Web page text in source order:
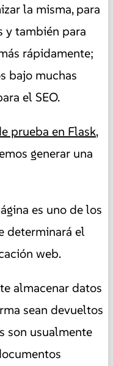
la misma, para
y también para
rápidamente;
bajo muchas
el SEO.
prueba en Flask,
generar una
es uno de los
determinará el
web.
almacenar datos
sean devueltos
son usualmente